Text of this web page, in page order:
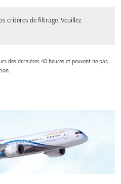
critères de filtrage. Veuillez
des dernières 48 heures et peuvent ne pas